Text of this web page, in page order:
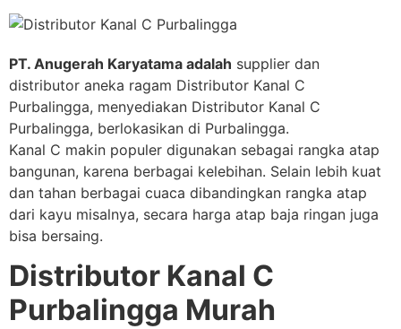
PT. Anugerah Karyatama adalah supplier dan
distributor aneka ragam Distributor Kanal C
Purbalingga, menyediakan Distributor Kanal C
Purbalingga, berlokasikan di Purbalingga.
Kanal C makin populer digunakan sebagai rangka atap
bangunan, karena berbagai kelebihan. Selain lebih kuat
dan tahan berbagai cuaca dibandingkan rangka atap
dari kayu misalnya, secara harga atap baja ringan juga
bisa bersaing.
Distributor Kanal C
Purbalingga Murah